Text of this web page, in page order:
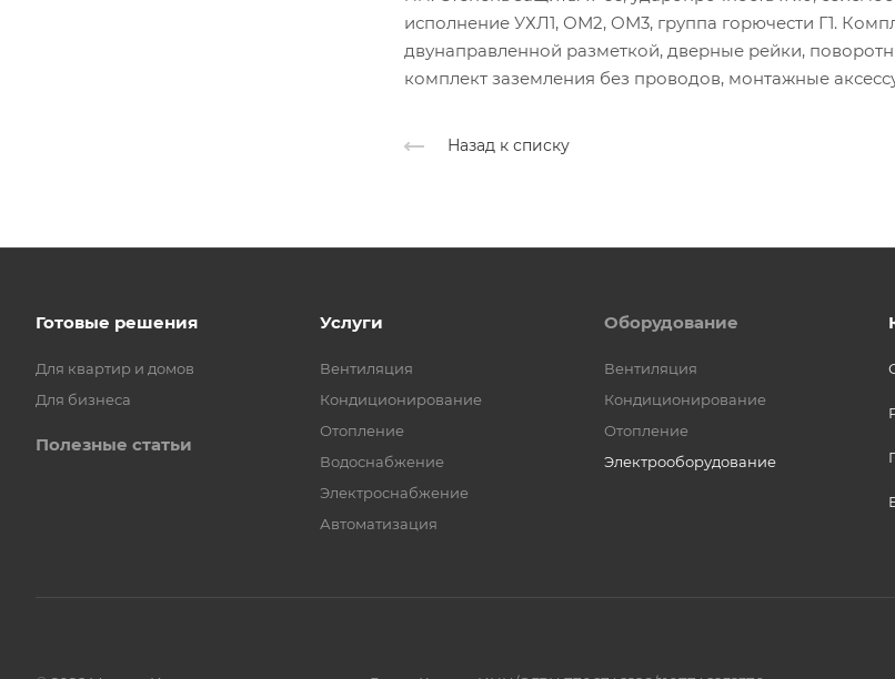
исполнение УХЛ1, ОМ2, ОМ3, группа горючести Г1.
двунаправленной разметкой, дверные рейки,
комплект заземления без проводов, монтажные
Назад к списку
Готовые решения
Для квартир и домов
Для бизнеса
Полезные статьи
Услуги
Вентиляция
Кондиционирование
Отопление
Водоснабжение
Электроснабжение
Автоматизация
Оборудование
Вентиляция
Кондиционирование
Отопление
Электрооборудование